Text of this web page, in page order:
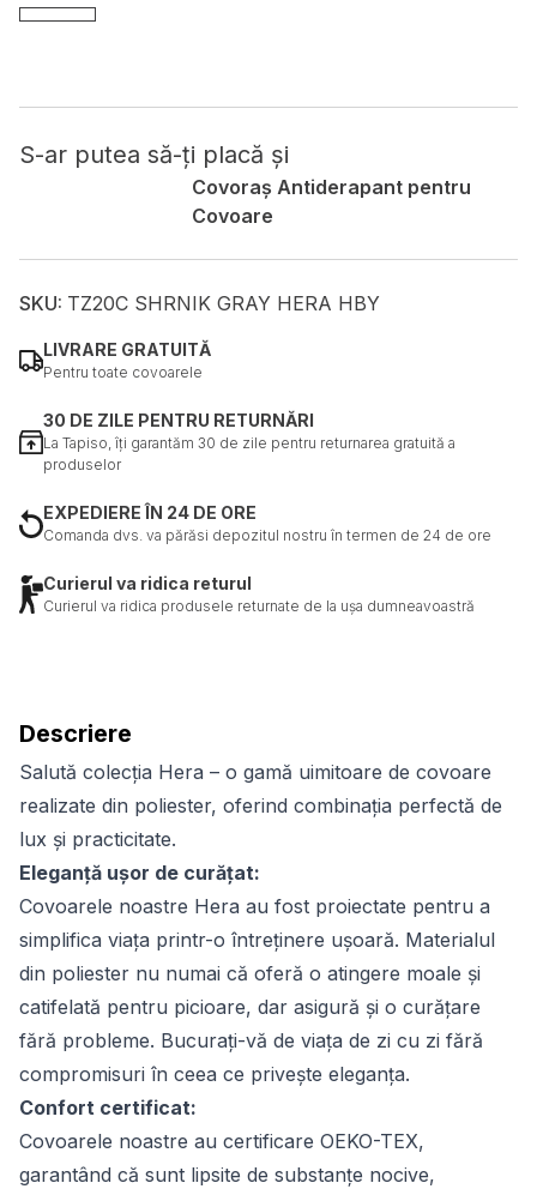
Descriere
Salută colecția Hera – o gamă uimitoare de covoare
realizate din poliester, oferind combinația perfectă de
lux și practicitate.
Eleganță ușor de curățat:
Covoarele noastre Hera au fost proiectate pentru a
simplifica viața printr-o întreținere ușoară. Materialul
din poliester nu numai că oferă o atingere moale și
catifelată pentru picioare, dar asigură și o curățare
fără probleme. Bucurați-vă de viața de zi cu zi fără
compromisuri în ceea ce privește eleganța.
Confort certificat:
Covoarele noastre au certificare OEKO-TEX,
garantând că sunt lipsite de substanțe nocive,
S-ar putea să-ți placă și
Covoraș Antiderapant pentru
Covoare
SKU: TZ20C SHRNIK GRAY HERA HBY
LIVRARE GRATUITĂ
Pentru toate covoarele
30 DE ZILE PENTRU RETURNĂRI
La Tapiso, îți garantăm 30 de zile pentru returnarea gratuită a
produselor
EXPEDIERE ÎN 24 DE ORE
Comanda dvs. va părăsi depozitul nostru în termen de 24 de ore
Curierul va ridica returul
Curierul va ridica produsele returnate de la ușa dumneavoastră
Respinge
Acceptă toate